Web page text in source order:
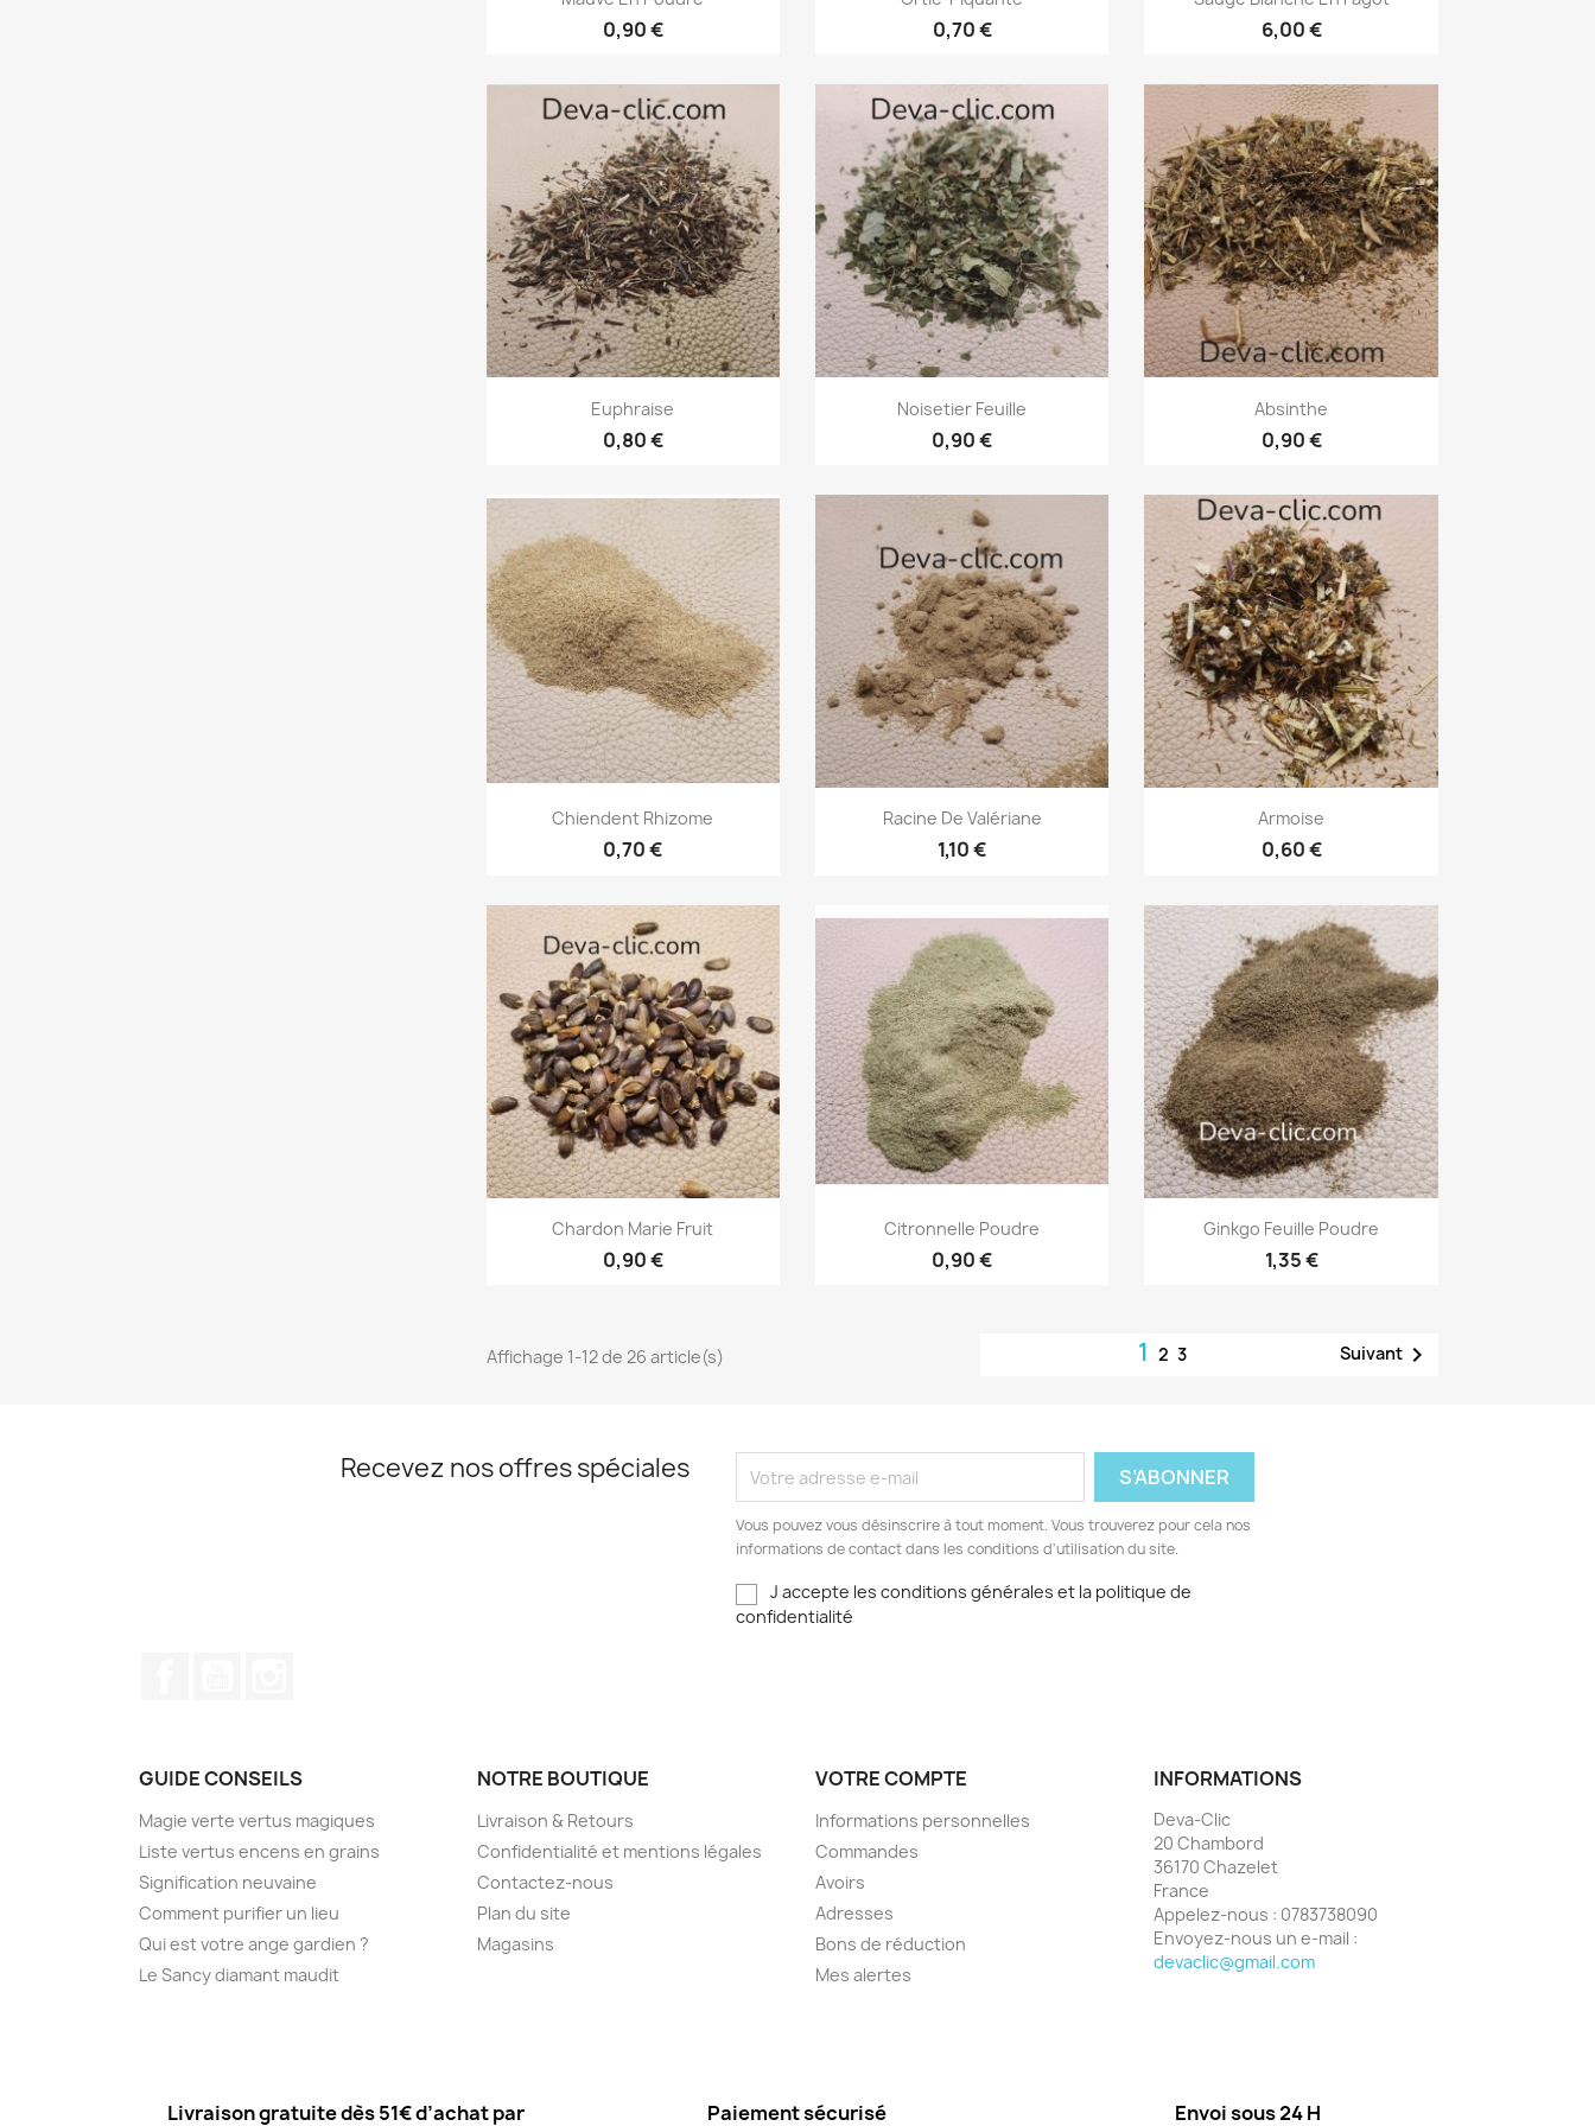
0,90 € 0,70 € 6,00 €
Aperçu rapide
Euphraise
0,80 €
Aperçu rapide
Noisetier Feuille
0,90 €
Aperçu rapide
Absinthe
0,90 €
Aperçu rapide
Chiendent Rhizome
0,70 €
Aperçu rapide
Racine De Valériane
1,10 €
Aperçu rapide
Armoise
0,60 €
Aperçu rapide
Chardon Marie Fruit
0,90 €
Aperçu rapide
Citronnelle Poudre
0,90 €
Aperçu rapide
Ginkgo Feuille Poudre
1,35 €
Affichage 1-12 de 26 article(s) 1 2 3 Suivant
Recevez nos offres spéciales
Vous pouvez vous désinscrire à tout moment. Vous trouverez pour cela nos
informations de contact dans les conditions d'utilisation du site.
J accepte les conditions générales et la politique de
confidentialité
GUIDE CONSEILS
Magie verte vertus magiques
Liste vertus encens en grains
Signification neuvaine
Comment purifier un lieu
Qui est votre ange gardien ?
Le Sancy diamant maudit
NOTRE BOUTIQUE
Livraison & Retours
Confidentialité et mentions légales
Contactez-nous
Plan du site
Magasins
VOTRE COMPTE
Informations personnelles
Commandes
Avoirs
Adresses
Bons de réduction
Mes alertes
INFORMATIONS
Deva-Clic
20 Chambord
36170 Chazelet
France
Appelez-nous : 0783738090
Envoyez-nous un e-mail :
devaclic@gmail.com
Livraison gratuite dès 51€ d’achat par
Paiement sécurisé Envoi sous 24 H